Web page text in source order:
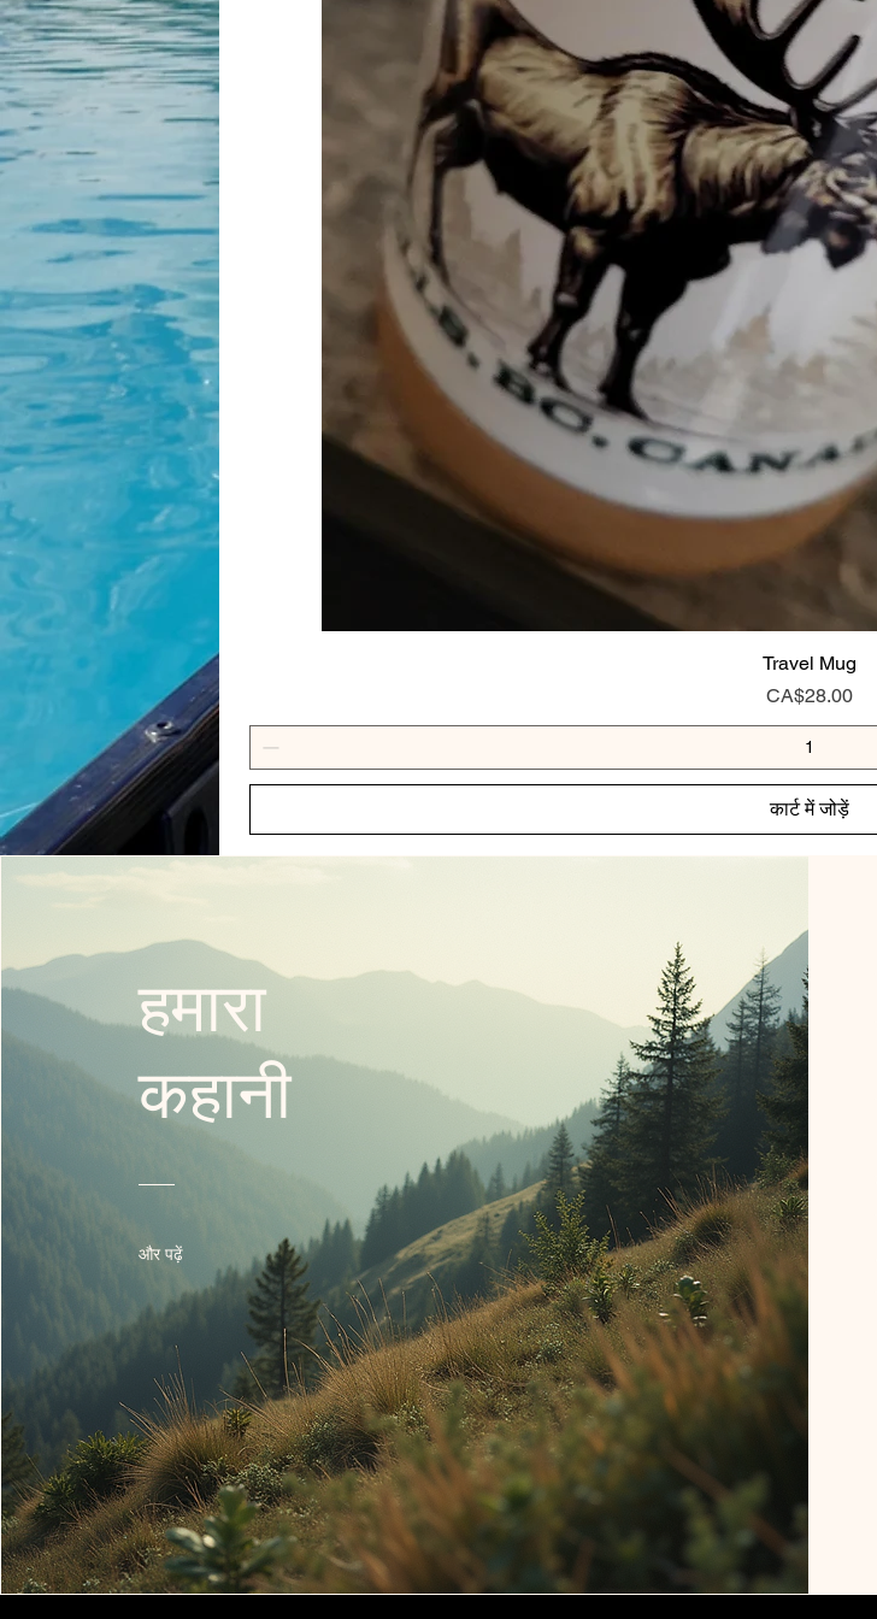
Travel Mug
मूल्य
CA$28.00
कार्ट में जोड़ें
हमारा
कहानी
और पढ़ें